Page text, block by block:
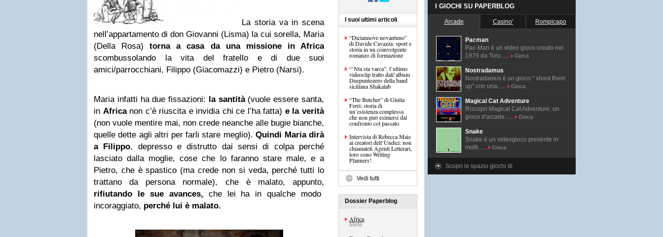
La storia va in scena
nell’appartamento di don Giovanni (Lisma) la cui sorella, Maria
(Della Rosa)torna a casa da una missione in Africa
scombussolando la vita del fratello e di due suoi
amici/parrocchiani, Filippo (Giacomazzi) e Pietro (Narsi).
Maria infatti ha due fissazioni: la santità(vuole essere santa,
in Africanon c’è riuscita e invidia chi ce l’ha fatta) e la verità
(non vuole mentire mai, non crede neanche alle bugie bianche,
quelle dette agli altri per farli stare meglio).Quindi Maria dirà
a Filippo, depresso e distrutto dai sensi di colpa perché
lasciato dalla moglie, cose che lo faranno stare male, e a
Pietro, che è spastico (ma crede non si veda, perché tutti lo
trattano da persona normale), che è malato, appunto,
rifiutando le sue avances, che lei ha in qualche modo
incoraggiato, perché lui è malato.
I suoi ultimi articoli
“Diciannove novantuno”
di Davide Cavazza: sport e
storia in un coinvolgente
romanzo di formazione
“’Nta sta varca”: l’ultimo
videoclip tratto dall’album
Duepuntozero della band
siciliana Shakalab
“The Butcher” di Giulia
Ferri: storia di
un’esistenza complessa
che non può esimersi dal
confronto col passato
Intervista di Rebecca Mais
ai creatori dell’Undici: non
chiamateli Agenti Letterari,
loro sono Writing
Planners!
Vedi tutti
Dossier Paperblog
Africa
Mete
I GIOCHI SU PAPERBLOG
Arcade Casino' Rompicapo
Pacman
Pac-Man é un video gioco creato nel
1979 da Toru......
Gioca
Nostradamus
Nostradamus è un gioco " shoot them
up" con una......
Gioca
Magical Cat Adventure
Riscopri Magical Cat Adventure, un
gioco d'arcade......
Gioca
Snake
Snake è un videogioco presente in
molti......
Gioca
Scopri lo spazio giochi di